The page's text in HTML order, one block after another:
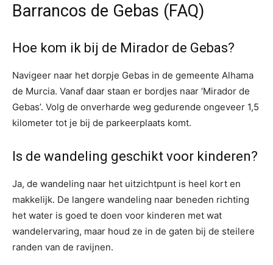
Barrancos de Gebas (FAQ)
Hoe kom ik bij de Mirador de Gebas?
Navigeer naar het dorpje Gebas in de gemeente Alhama
de Murcia. Vanaf daar staan er bordjes naar ‘Mirador de
Gebas’. Volg de onverharde weg gedurende ongeveer 1,5
kilometer tot je bij de parkeerplaats komt.
Is de wandeling geschikt voor kinderen?
Ja, de wandeling naar het uitzichtpunt is heel kort en
makkelijk. De langere wandeling naar beneden richting
het water is goed te doen voor kinderen met wat
wandelervaring, maar houd ze in de gaten bij de steilere
randen van de ravijnen.